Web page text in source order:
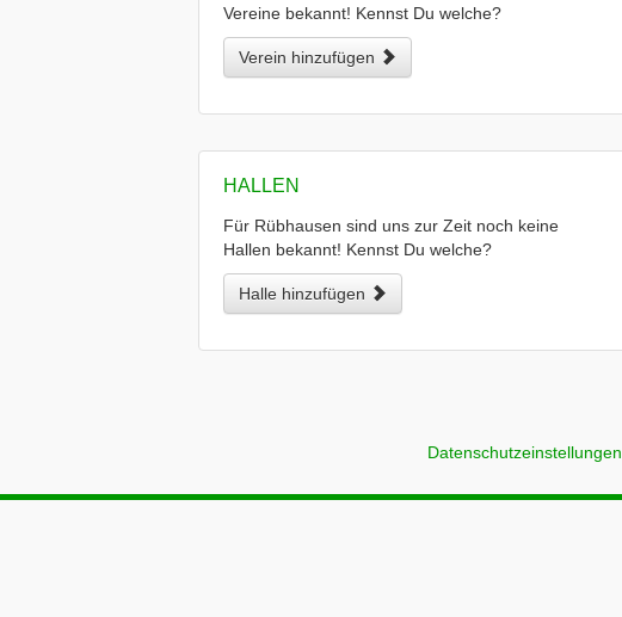
Vereine bekannt! Kennst Du welche?
Verein hinzufügen
HALLEN
Für Rübhausen sind uns zur Zeit noch keine
Hallen bekannt! Kennst Du welche?
Halle hinzufügen
Datenschutzeinstellungen